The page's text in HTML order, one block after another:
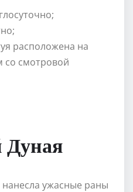
расположена на
со смотровой
Дуная
ужасные раны